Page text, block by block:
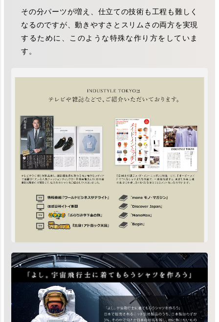
その分パーツが増え、仕立ての技術も工程も難しく
なるのですが、動きやすさとスリムさの両方を実現
するために、このような特殊な作り方をしていま
す。